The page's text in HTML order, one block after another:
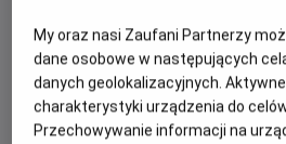
miłość.
„Drugie życie” to zdobywca
w Wenecji. W roli głównej
ikona filmów Almodóvara.
My oraz nasi Zaufani Partnerzy
dane osobowe w następujących
danych geolokalizacyjnych.
charakterystyki urządzenia do
Przechowywanie informacji na